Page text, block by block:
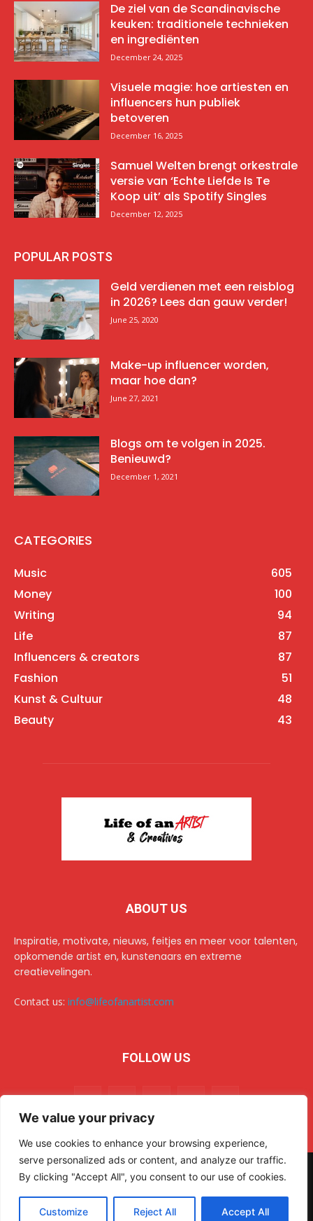
We value your privacy
We use cookies to enhance your browsing experience,
serve personalized ads or content, and analyze our traffic.
By clicking "Accept All", you consent to our use of cookies.
Customize Reject All Accept All
De ziel van de Scandinavische
keuken: traditionele technieken
en ingrediënten
December 24, 2025
Visuele magie: hoe artiesten en
influencers hun publiek
betoveren
December 16, 2025
Samuel Welten brengt orkestrale
versie van ‘Echte Liefde Is Te
Koop uit’ als Spotify Singles
December 12, 2025
POPULAR POSTS
Geld verdienen met een reisblog
in 2026? Lees dan gauw verder!
June 25, 2020
Make-up influencer worden,
maar hoe dan?
June 27, 2021
Blogs om te volgen in 2025.
Benieuwd?
December 1, 2021
CATEGORIES
Music
605
Money
100
Writing
94
Life
87
Influencers & creators
87
Fashion
51
Kunst & Cultuur
48
Beauty
43
ABOUT US
Inspiratie, motivate, nieuws, feitjes en meer voor talenten,
opkomende artist en, kunstenaars en extreme
creatievelingen.
Contact us: info@lifeofanartist.com
FOLLOW US
© 2024 Life of an Artist. All rights reserved.
Home
Over/about us
Collab & advertising op het creatiefste platform van het web.